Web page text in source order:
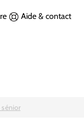
Aide & contact
sénior